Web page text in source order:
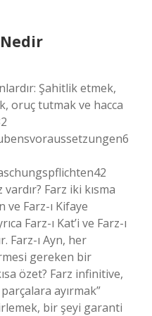
Şahitlik etmek,
oruç tutmak ve hacca
Farz iki kısma
ve Farz-ı Kifaye
Farz-ı Kat’i ve Farz-ı
Farz-ı Ayn, her
gereken bir
özet? Farz infinitive,
ayırmak”
bir şeyi garanti